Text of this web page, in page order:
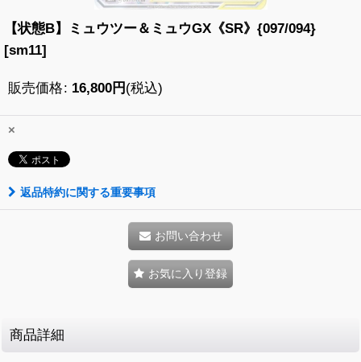
【状態B】ミュウツー＆ミュウGX《SR》{097/094}
[sm11]
販売価格: 16,800円 (税込)
×
返品特約に関する重要事項
お問い合わせ
お気に入り登録
商品詳細